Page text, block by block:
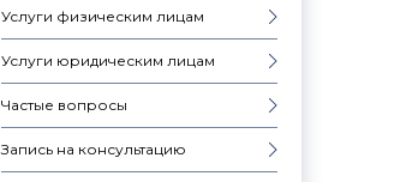
Услуги физическим лицам
Услуги юридическим лицам
Частые вопросы
Запись на консультацию